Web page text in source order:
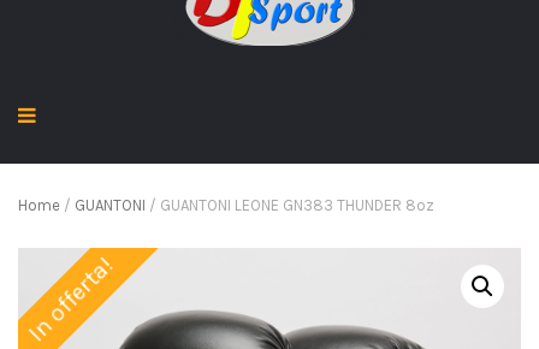
Home / GUANTONI / GUANTONI LEONE GN383 THUNDER 8oz
In offerta!